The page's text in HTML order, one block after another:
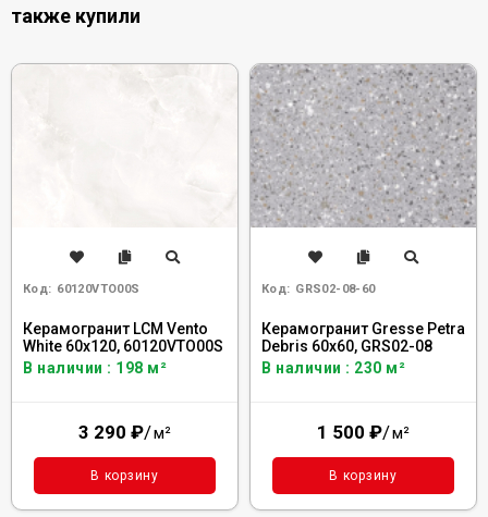
также купили
Код: 60120VTO00S
Керамогранит LCM Vento
White 60x120, 60120VTO00S
В наличии : 198 м²
3 290 ₽/м²
В корзину
Код: GRS02-08-60
Керамогранит Gresse Petra
Debris 60x60, GRS02-08
В наличии : 230 м²
1 500 ₽/м²
В корзину